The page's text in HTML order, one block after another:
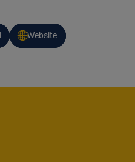
Website